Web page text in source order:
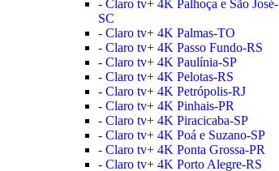
- Claro tv+ 4K Palhoça e São José-
SC
- Claro tv+ 4K Palmas-TO
- Claro tv+ 4K Passo Fundo-RS
- Claro tv+ 4K Paulínia-SP
- Claro tv+ 4K Pelotas-RS
- Claro tv+ 4K Petrópolis-RJ
- Claro tv+ 4K Pinhais-PR
- Claro tv+ 4K Piracicaba-SP
- Claro tv+ 4K Poá e Suzano-SP
- Claro tv+ 4K Ponta Grossa-PR
- Claro tv+ 4K Porto Alegre-RS